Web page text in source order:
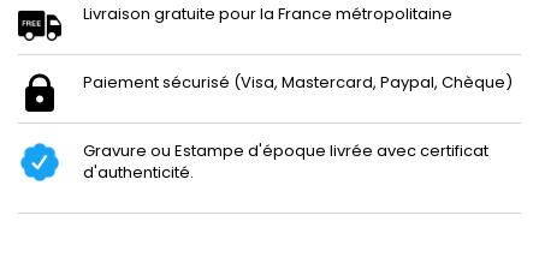
Livraison gratuite pour la France métropolitaine
Paiement sécurisé (Visa, Mastercard, Paypal, Chèque)
Gravure ou Estampe d'époque livrée avec certificat
d'authenticité.